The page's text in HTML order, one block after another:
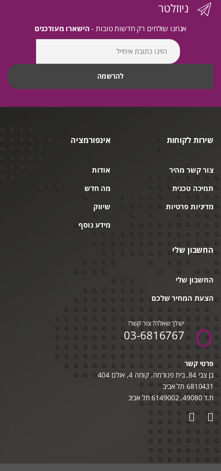
ניוזלטר
אנחנו שולחים רק חדשות טובות - הישארו מעודכנים
שירות לקוחות
צור קשר מהיר
תמיכה טכנית
מדיניות פרטיות
אינפורמציה
אודות
מה חדש
שיווק
מידע נוסף
החשבון שלי
החשבון שלי
הצעת המחיר שלכם
יש לך שאלה? צור קשר!
03-6816767
פרטי קשר
בן צבי 84, בית פנורמה, קומה 4, אולם 404
6810431 תל אביב
ת.ד 49080, 6149002 תל אביב